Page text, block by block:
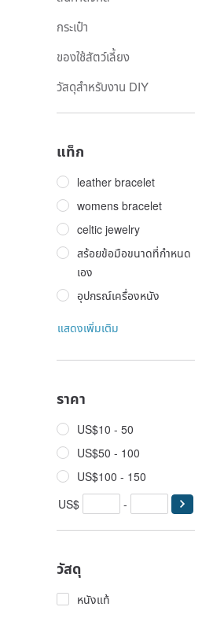
กระเป๋า
ของใช้สัตว์เลี้ยง
วัสดุสำหรับงาน DIY
แท็ก
leather bracelet
womens bracelet
celtic jewelry
สร้อยข้อมือขนาดที่กำหนด
เอง
อุปกรณ์เครื่องหนัง
แสดงเพิ่มเติม
ราคา
US$10 - 50
US$50 - 100
US$100 - 150
US$
-
วัสดุ
หนังแท้